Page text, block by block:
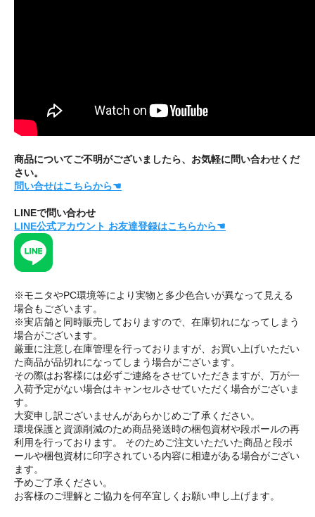
商品についてご不明がございましたら、お気軽に問い合わせくだ
さい。
問い合せはこちらから☚
LINEで問い合わせ
LINE公式アカウント お友達登録はこちらから☚
※モニタやPC環境等により実物と多少色合いが異なって見える
場合もございます。
※実店舗と同時販売しておりますので、在庫切れになってしまう
場合がございます。
厳重に注意し在庫管理を行っておりますが、お買い上げいただい
た商品が品切れになってしまう場合がございます。
その際はお客様には必ずご連絡をさせていただきますが、万が一
入荷予定がない場合はキャンセルさせていただく場合がございま
す。
大変申し訳ございませんがあらかじめご了承ください。
環境保護と資源削減のため商品発送時の梱包資材や段ボールの再
利用を行っております。 そのためご注文いただいた商品と段ボ
ールや梱包資材に印字されている内容に相違がある場合がござい
ます。
予めご了承ください。
お客様のご理解とご協力を何卒宜しくお願い申し上げます。